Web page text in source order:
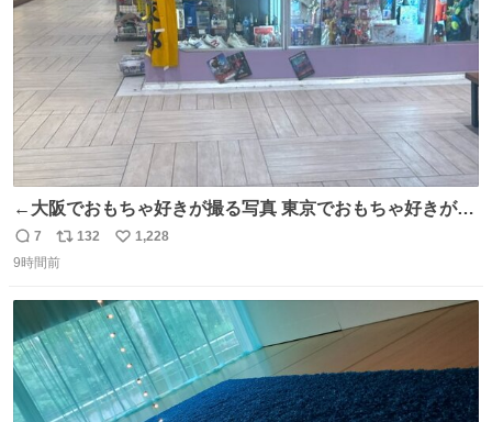
←大阪でおもちゃ好きが撮る写真 東京でおもちゃ好きが撮
る写真→
返
信
7
リ
ポ
ト
数
132
い
数
1,228
9時間前